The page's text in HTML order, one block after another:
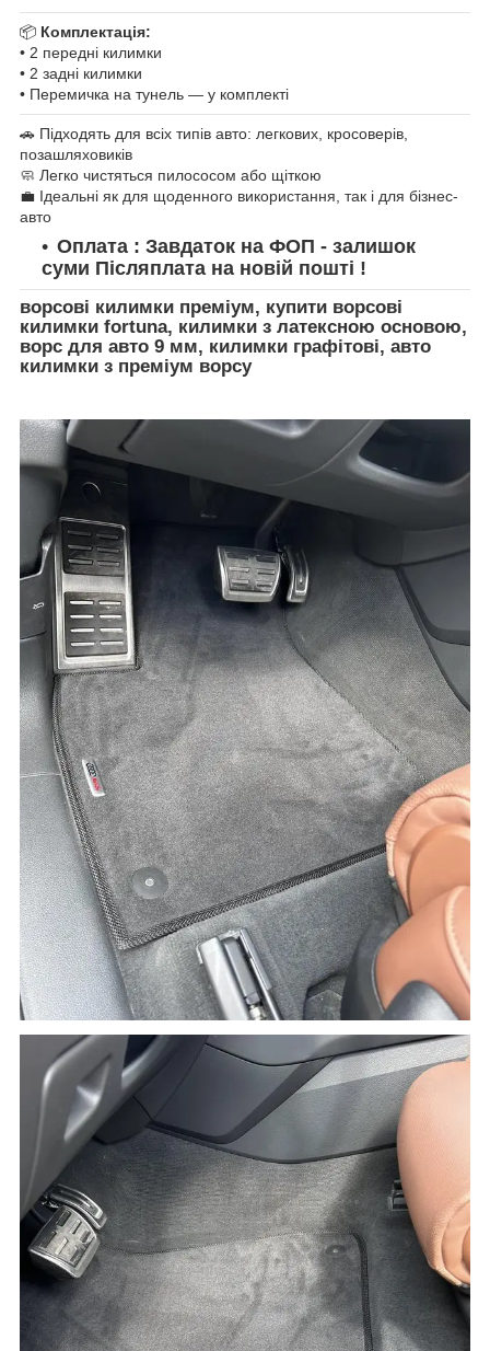
📦 Комплектація:
• 2 передні килимки
• 2 задні килимки
• Перемичка на тунель — у комплекті
🚗 Підходять для всіх типів авто: легкових, кросоверів,
позашляховиків
🧼 Легко чистяться пилососом або щіткою
💼 Ідеальні як для щоденного використання, так і для бізнес-
авто
Оплата : Завдаток на ФОП - залишок
суми Післяплата на новій пошті !
ворсові килимки преміум, купити ворсові
килимки fortuna, килимки з латексною основою,
ворс для авто 9 мм, килимки графітові, авто
килимки з преміум ворсу